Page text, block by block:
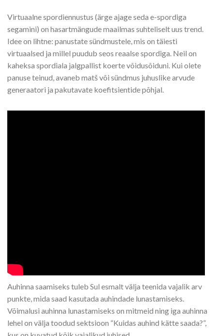
Virtuaalne spordiennustus (ärge ajage seda e-spordiga
segamini) on hasartmängude maailmas suhteliselt uus trend.
Idee on lihtne: panustate sündmustele, mis on täiesti
virtuaalsed ja millel puudub seos reaalse spordiga. Neil on
kaheksa spordiala jalgpallist koerte võidusõiduni. Kui olete
panuse teinud, avaneb matš või sündmus juhuslike arvude
generaatori ja pakutavate koefitsientide põhjal.
Auhinna saamiseks tuleb Sul esmalt välja teenida vajalik arv
punkte, mida saad kasutada auhindade lunastamiseks.
Võimalusi auhinna lunastamiseks on mitmeid ning iga auhinna
lehel on välja toodud sektsioon “Kuidas auhind kätte saada?”,